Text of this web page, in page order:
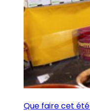
Que faire cet